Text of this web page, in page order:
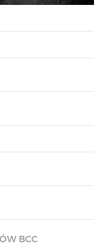
BCC